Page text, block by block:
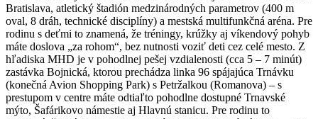
Bratislava, atletický štadión medzinárodných parametrov (400 m
oval, 8 dráh, technické disciplíny) a mestská multifunkčná aréna. Pre
rodinu s deťmi to znamená, že tréningy, krúžky aj víkendový pohyb
máte doslova „za rohom“, bez nutnosti voziť deti cez celé mesto. Z
hľadiska MHD je v pohodlnej pešej vzdialenosti (cca 5 – 7 minút)
zastávka Bojnická, ktorou prechádza linka 96 spájajúca Trnávku
(konečná Avion Shopping Park) s Petržalkou (Romanova) – s
prestupom v centre máte odtiaľto pohodlne dostupné Trnavské
mýto, Šafárikovo námestie aj Hlavnú stanicu. Pre rodinu to